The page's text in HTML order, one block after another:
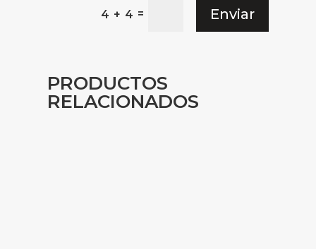
4 + 4 = Enviar
PRODUCTOS
RELACIONADOS